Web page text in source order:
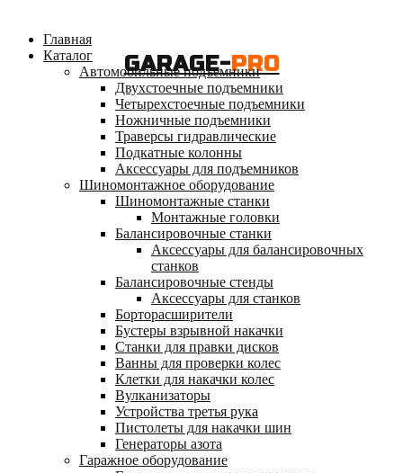
GARAGE-PRO
Главная
Каталог
Автомобильные подъемники
Двухстоечные подъемники
Четырехстоечные подъемники
Ножничные подъемники
Траверсы гидравлические
Подкатные колонны
Аксессуары для подъемников
Шиномонтажное оборудование
Шиномонтажные станки
Монтажные головки
Балансировочные станки
Аксессуары для балансировочных
станков
Балансировочные стенды
Аксессуары для станков
Борторасширители
Бустеры взрывной накачки
Станки для правки дисков
Ванны для проверки колес
Клетки для накачки колес
Вулканизаторы
Устройства третья рука
Пистолеты для накачки шин
Генераторы азота
Гаражное оборудование